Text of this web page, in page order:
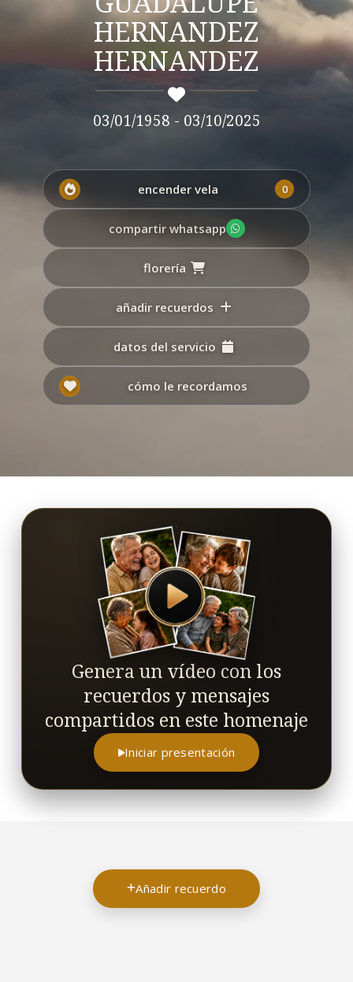
HERNANDEZ
HERNANDEZ
03/01/1958 - 03/10/2025
encender vela 0
compartir whatsapp
florería
añadir recuerdos
datos del servicio
cómo le recordamos
Genera un vídeo con los
recuerdos y mensajes
compartidos en este homenaje
Iniciar presentación
Añadir recuerdo